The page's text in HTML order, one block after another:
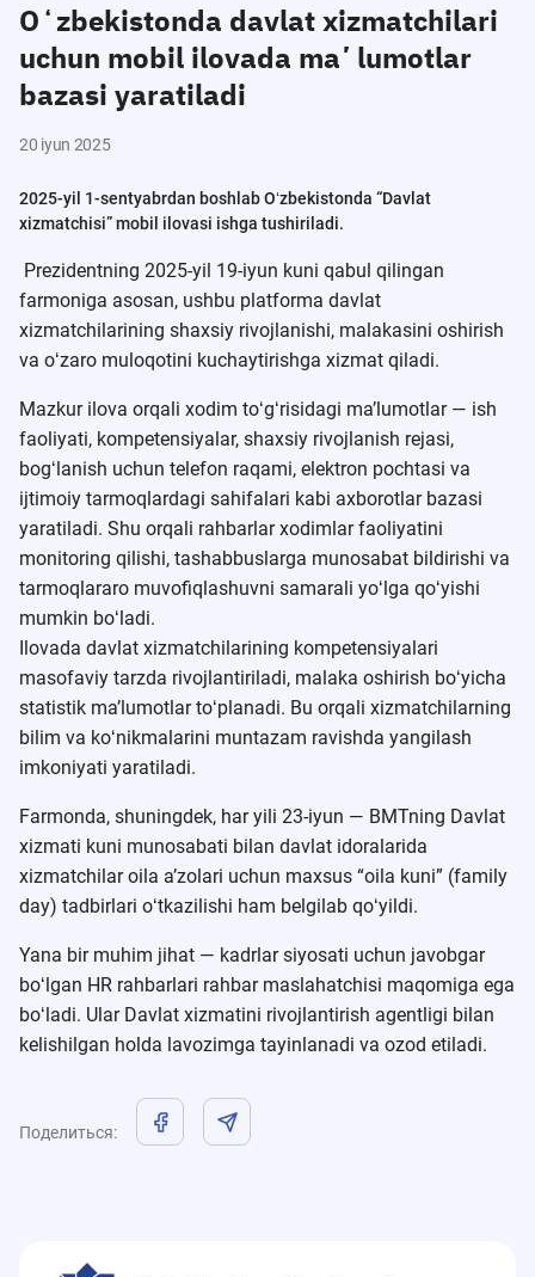
Oʻzbekistonda davlat xizmatchilari
uchun mobil ilovada maʼlumotlar
bazasi yaratiladi
20 iyun 2025
2025-yil 1-sentyabrdan boshlab Oʻzbekistonda “Davlat
xizmatchisi” mobil ilovasi ishga tushiriladi.
Prezidentning 2025-yil 19-iyun kuni qabul qilingan
farmoniga asosan, ushbu platforma davlat
xizmatchilarining shaxsiy rivojlanishi, malakasini oshirish
va oʻzaro muloqotini kuchaytirishga xizmat qiladi.
Mazkur ilova orqali xodim toʻgʻrisidagi maʼlumotlar — ish
faoliyati, kompetensiyalar, shaxsiy rivojlanish rejasi,
bogʻlanish uchun telefon raqami, elektron pochtasi va
ijtimoiy tarmoqlardagi sahifalari kabi axborotlar bazasi
yaratiladi. Shu orqali rahbarlar xodimlar faoliyatini
monitoring qilishi, tashabbuslarga munosabat bildirishi va
tarmoqlararo muvofiqlashuvni samarali yoʻlga qoʻyishi
mumkin boʻladi.
Ilovada davlat xizmatchilarining kompetensiyalari
masofaviy tarzda rivojlantiriladi, malaka oshirish boʻyicha
statistik maʼlumotlar toʻplanadi. Bu orqali xizmatchilarning
bilim va koʻnikmalarini muntazam ravishda yangilash
imkoniyati yaratiladi.
Farmonda, shuningdek, har yili 23-iyun — BMTning Davlat
xizmati kuni munosabati bilan davlat idoralarida
xizmatchilar oila aʼzolari uchun maxsus “oila kuni” (family
day) tadbirlari oʻtkazilishi ham belgilab qoʻyildi.
Yana bir muhim jihat — kadrlar siyosati uchun javobgar
boʻlgan HR rahbarlari rahbar maslahatchisi maqomiga ega
boʻladi. Ular Davlat xizmatini rivojlantirish agentligi bilan
kelishilgan holda lavozimga tayinlanadi va ozod etiladi.
Поделиться: